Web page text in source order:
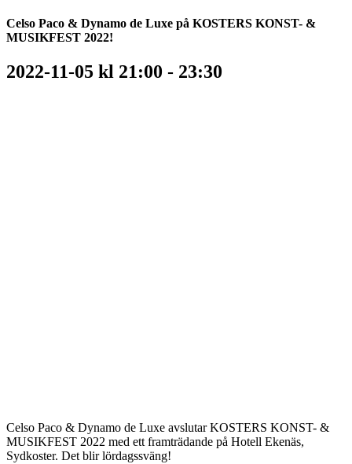
Celso Paco & Dynamo de Luxe på KOSTERS KONST- &
MUSIKFEST 2022!
2022-11-05 kl 21:00 - 23:30
Celso Paco & Dynamo de Luxe avslutar KOSTERS KONST- &
MUSIKFEST 2022 med ett framträdande på Hotell Ekenäs,
Sydkoster. Det blir lördagssväng!